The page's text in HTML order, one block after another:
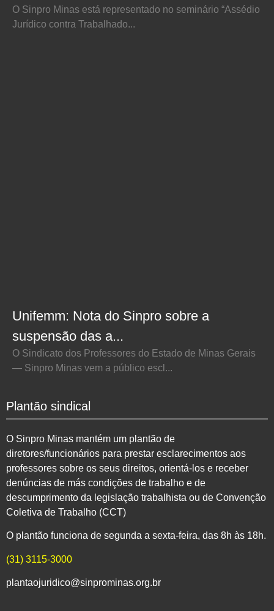
O Sinpro Minas está representado no seminário “Assédio
Jurídico contra Trabalhado...
Unifemm: Nota do Sinpro sobre a
suspensão das a...
O Sindicato dos Professores do Estado de Minas Gerais
— Sinpro Minas vem a público escl...
Plantão sindical
O Sinpro Minas mantém um plantão de
diretores/funcionários para prestar esclarecimentos aos
professores sobre os seus direitos, orientá-los e receber
denúncias de más condições de trabalho e de
descumprimento da legislação trabalhista ou de Convenção
Coletiva de Trabalho (CCT)
O plantão funciona de segunda a sexta-feira, das 8h às 18h.
(31) 3115-3000
plantaojuridico@sinprominas.org.br